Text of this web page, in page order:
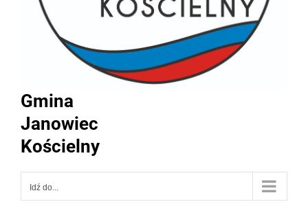
Gmina
Janowiec
Kościelny
Idź do...